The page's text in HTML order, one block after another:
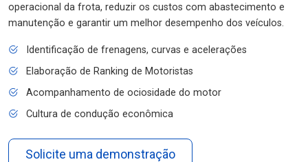
operacional da frota, reduzir os custos com abastecimento e
manutenção e garantir um melhor desempenho dos veículos.
Identificação de frenagens, curvas e acelerações
Elaboração de Ranking de Motoristas
Acompanhamento de ociosidade do motor
Cultura de condução econômica
Solicite uma demonstração